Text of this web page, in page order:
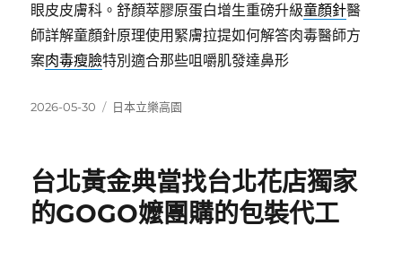
眼皮皮膚科。舒顏萃膠原蛋白增生重磅升級童顏針醫
師詳解童顏針原理使用緊膚拉提如何解答肉毒醫師方
案肉毒瘦臉特別適合那些咀嚼肌發達鼻形
發
2026-05-30
分
日本立樂高園
台北黃金典當找台北花店獨家
的GOGO嬤團購的包裝代工